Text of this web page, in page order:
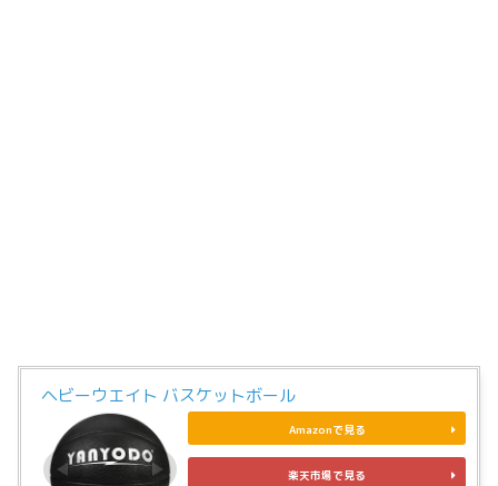
ヘビーウエイト バスケットボール
Amazonで見る
楽天市場で見る